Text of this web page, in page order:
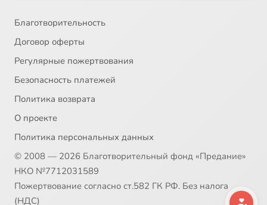
Благотворительность
Договор оферты
Регулярные пожертвования
Безопасность платежей
Политика возврата
О проекте
Политика персональных данных
© 2008 — 2026 Благотворительный фонд «Предание»
НКО №7712031589
Пожертвование согласно ст.582 ГК РФ. Без налога
(НДС)